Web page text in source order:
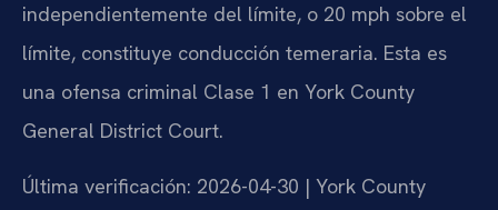
independientemente del límite, o 20 mph sobre el
límite, constituye conducción temeraria. Esta es
una ofensa criminal Clase 1 en York County
General District Court.
Última verificación: 2026-04-30 | York County